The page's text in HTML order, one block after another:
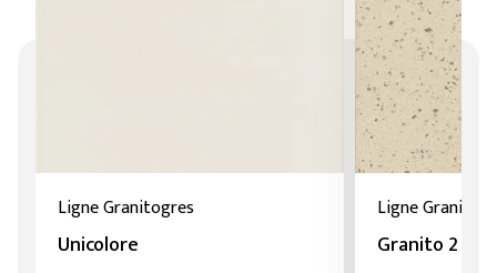
Ligne Granitogres
Unicolore
Ligne
Granito 2